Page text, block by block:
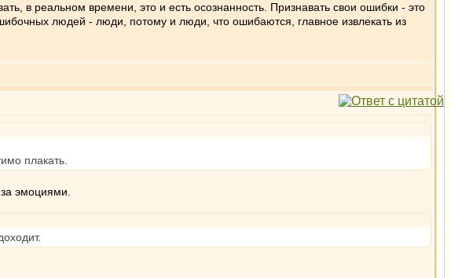
в реальном времени, это и есть осознанность. Признавать свои ошибки - это
людей - люди, потому и люди, что ошибаются, главное извлекать из
плакать.
эмоциями.